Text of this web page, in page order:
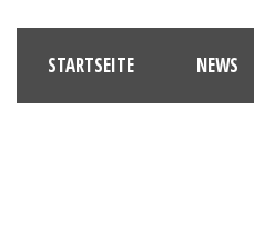
STARTSEITE NEWS